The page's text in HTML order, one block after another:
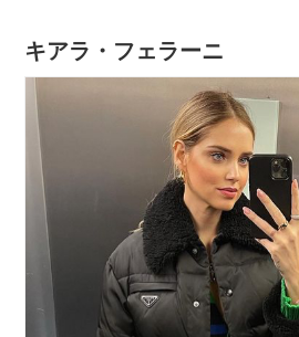
キアラ・フェラーニ